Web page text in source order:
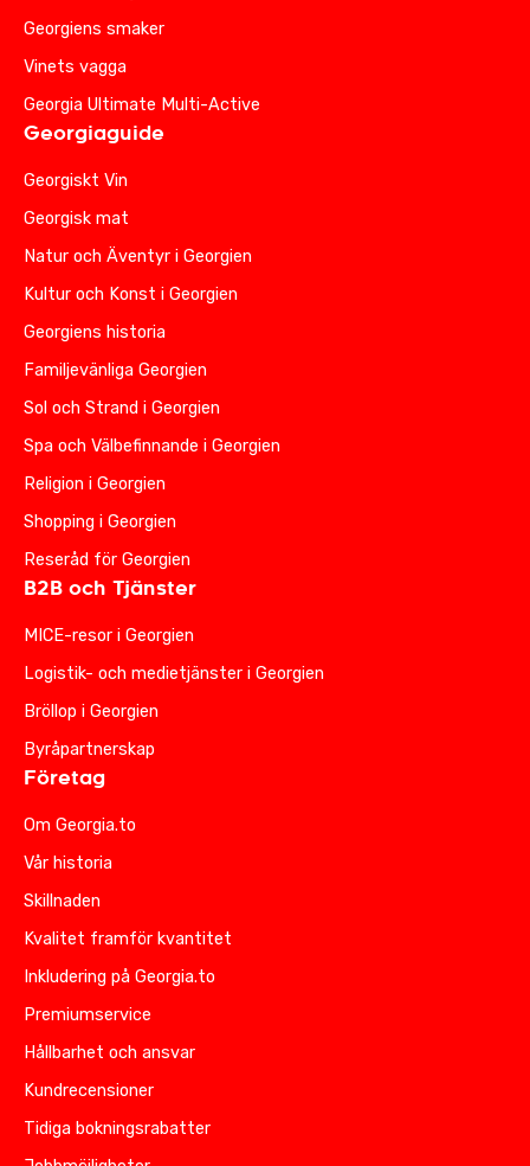
Georgiens smaker
Vinets vagga
Georgia Ultimate Multi-Active
Georgiaguide
Georgiskt Vin
Georgisk mat
Natur och Äventyr i Georgien
Kultur och Konst i Georgien
Georgiens historia
Familjevänliga Georgien
Sol och Strand i Georgien
Spa och Välbefinnande i Georgien
Religion i Georgien
Shopping i Georgien
Reseråd för Georgien
B2B och Tjänster
MICE-resor i Georgien
Logistik- och medietjänster i Georgien
Bröllop i Georgien
Byråpartnerskap
Företag
Om Georgia.to
Vår historia
Skillnaden
Kvalitet framför kvantitet
Inkludering på Georgia.to
Premiumservice
Hållbarhet och ansvar
Kundrecensioner
Tidiga bokningsrabatter